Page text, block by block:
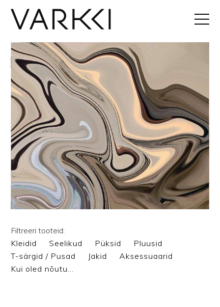
Filtreeri tooteid:
Kleidid
Seelikud Püksid
Pluusid
T-särgid / Pusad
Jakid
Aksessuaarid
Kui oled nõutu…